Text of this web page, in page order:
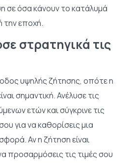
σε όσα κάνουν το κατάλυμά
την εποχή.
στρατηγικά τις
υψηλής ζήτησης, οπότε η
σημαντική. Ανέλυσε τις
ετών και σύγκρινε τις
για να καθορίσεις μια
Αν η ζήτηση είναι
προσαρμόσεις τις τιμές σου